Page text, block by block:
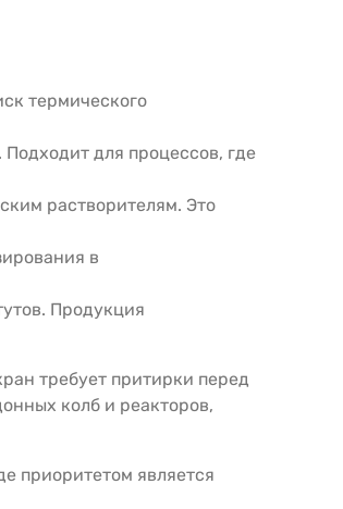
термического
для процессов, где
растворителям. Это
в
Продукция
требует притирки перед
колб и реакторов,
приоритетом является